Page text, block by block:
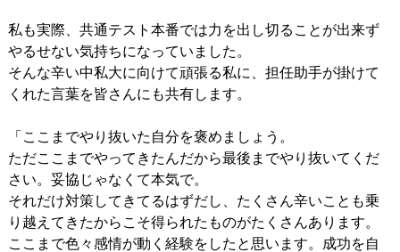
私も実際、共通テスト本番では力を出し切ることが出来ず
やるせない気持ちになっていました。
そんな辛い中私大に向けて頑張る私に、担任助手が掛けて
くれた言葉を皆さんにも共有します。
「ここまでやり抜いた自分を褒めましょう。
ただここまでやってきたんだから最後までやり抜いてくだ
さい。妥協じゃなくて本気で。
それだけ対策してきてるはずだし、たくさん辛いことも乗
り越えてきたからこそ得られたものがたくさんあります。
ここまで色々感情が動く経験をしたと思います。成功を自